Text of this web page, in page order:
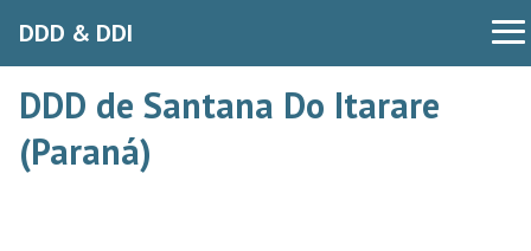
DDD & DDI
DDD de Santana Do Itarare
(Paraná)